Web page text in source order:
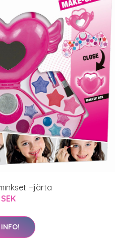
Hjärta